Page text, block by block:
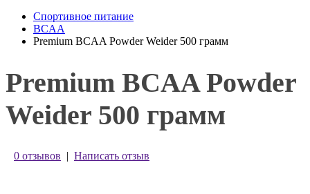
Спортивное питание
BCAA
Premium BCAA Powder Weider 500 грамм
Premium BCAA Powder
Weider 500 грамм
0 отзывов | Написать отзыв